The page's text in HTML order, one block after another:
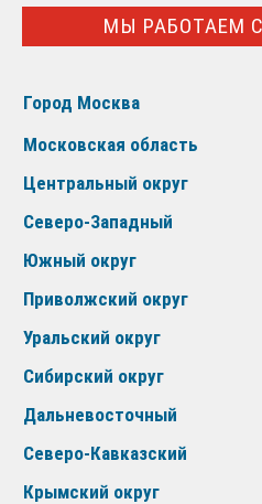
МЫ РАБОТАЕМ
Город Москва
Московская область
Центральный округ
Северо-Западный
Южный округ
Приволжский округ
Уральский округ
Сибирский округ
Дальневосточный
Северо-Кавказский
Крымский округ